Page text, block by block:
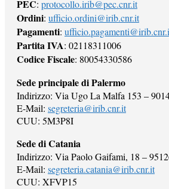
PEC: protocollo.irib@pec.cnr.it
Ordini: ufficio.ordini@irib.cnr.it
Pagamenti:
Partita IVA: 02118311006
Codice Fiscale: 80054330586
Sede principale di Palermo
Indirizzo: Via Ugo La Malfa 153 –
E-Mail: segreteria@irib.cnr.it
CUU: 5M3P8I
Sede di Catania
Indirizzo: Via Paolo Gaifami, 18 –
E-Mail: segreteria.catania@irib.cnr.it
CUU: XFVP15